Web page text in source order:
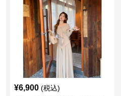
¥6,900 (税込)